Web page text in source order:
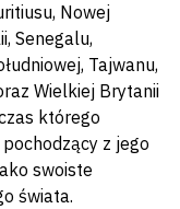
Nowej
Senegalu,
Tajwanu,
Wielkiej Brytanii
którego
z jego
swoiste
świata.